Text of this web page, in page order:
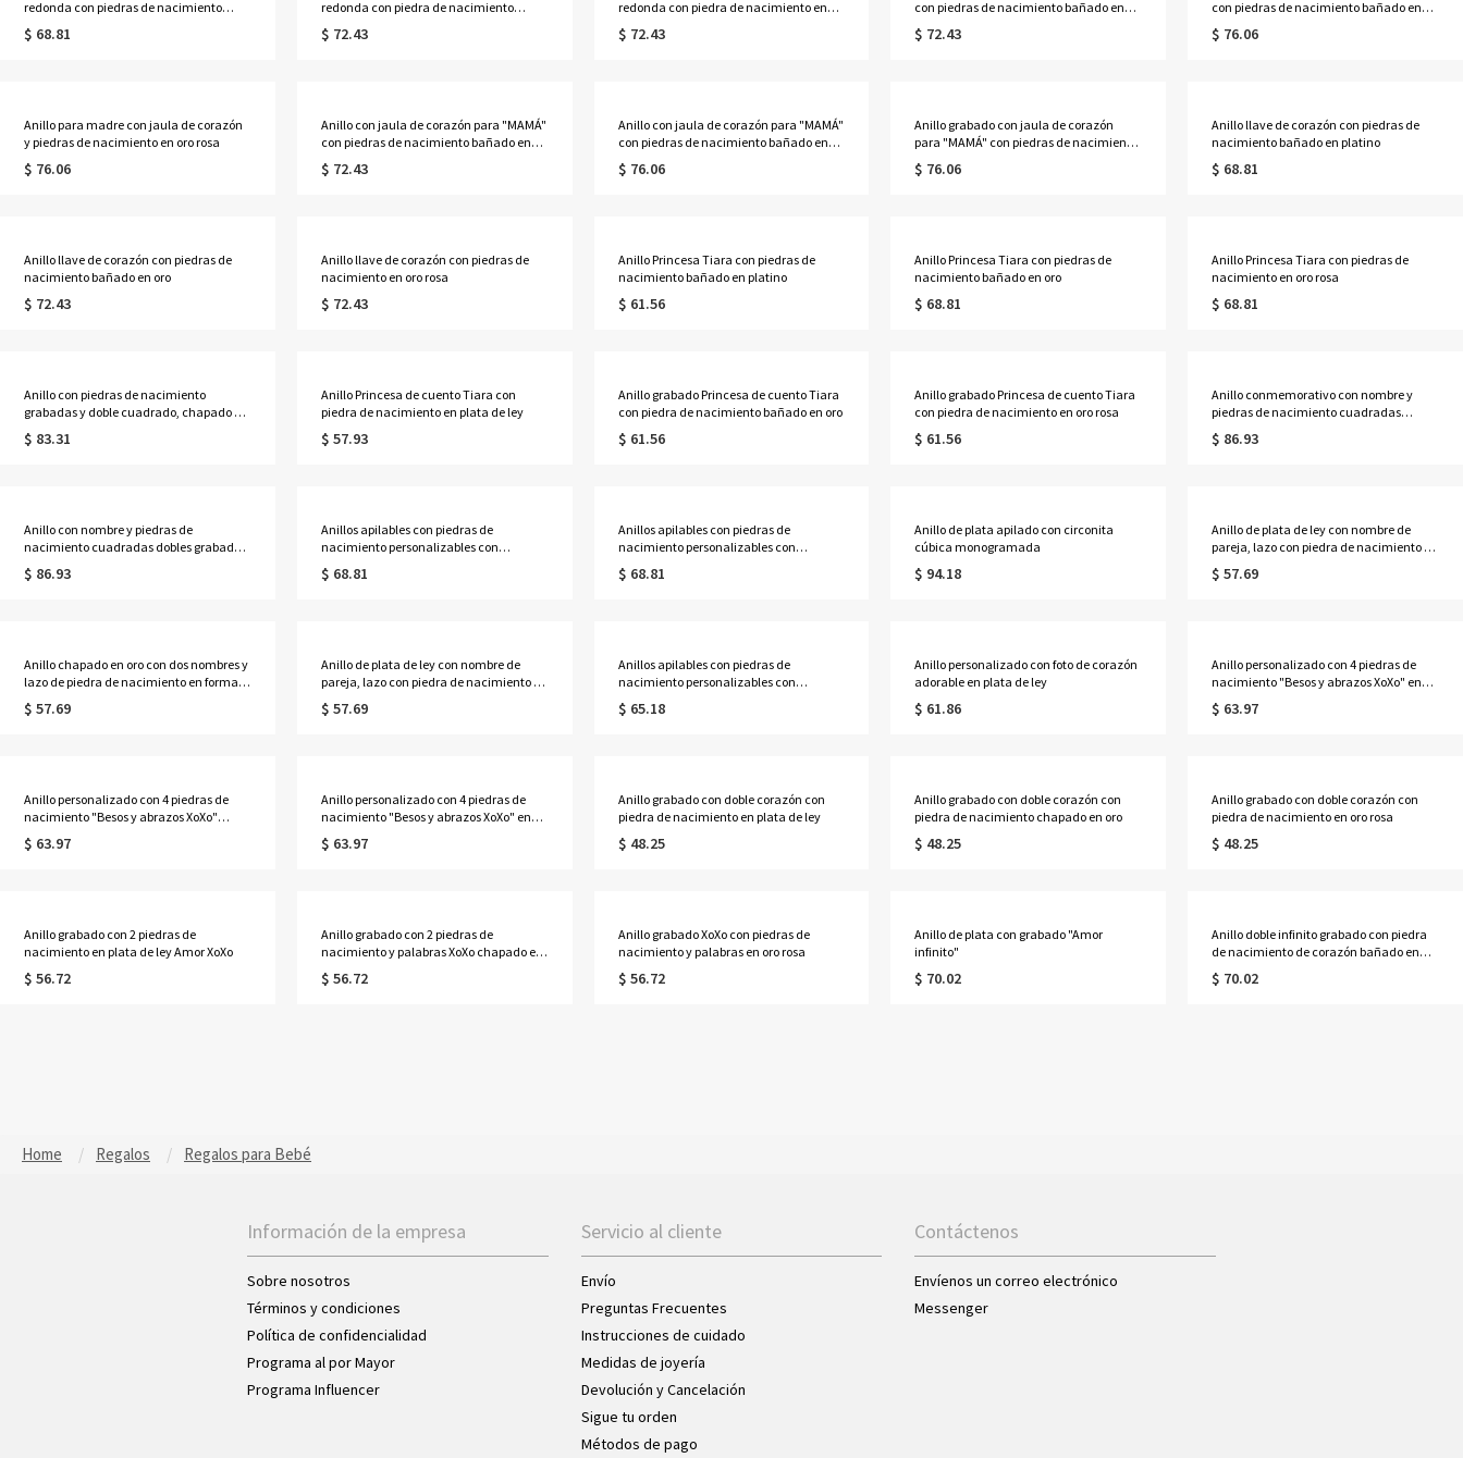
redonda con piedras de nacimiento
bañado en platino
$ 68.81
redonda con piedra de nacimiento
bañado en oro
$ 72.43
redonda con piedra de nacimiento en
oro rosa
$ 72.43
con piedras de nacimiento bañado en
platino
$ 72.43
con piedras de nacimiento bañado en
oro
$ 76.06
Anillo para madre con jaula de corazón
y piedras de nacimiento en oro rosa
$ 76.06
Anillo con jaula de corazón para "MAMÁ"
con piedras de nacimiento bañado en
platino
$ 72.43
Anillo con jaula de corazón para "MAMÁ"
con piedras de nacimiento bañado en
oro
$ 76.06
Anillo grabado con jaula de corazón
para "MAMÁ" con piedras de nacimiento
en oro rosa
$ 76.06
Anillo llave de corazón con piedras de
nacimiento bañado en platino
$ 68.81
Anillo llave de corazón con piedras de
nacimiento bañado en oro
$ 72.43
Anillo llave de corazón con piedras de
nacimiento en oro rosa
$ 72.43
Anillo Princesa Tiara con piedras de
nacimiento bañado en platino
$ 61.56
Anillo Princesa Tiara con piedras de
nacimiento bañado en oro
$ 68.81
Anillo Princesa Tiara con piedras de
nacimiento en oro rosa
$ 68.81
Anillo con piedras de nacimiento
grabadas y doble cuadrado, chapado en
platino
$ 83.31
Anillo Princesa de cuento Tiara con
piedra de nacimiento en plata de ley
$ 57.93
Anillo grabado Princesa de cuento Tiara
con piedra de nacimiento bañado en oro
$ 61.56
Anillo grabado Princesa de cuento Tiara
con piedra de nacimiento en oro rosa
$ 61.56
Anillo conmemorativo con nombre y
piedras de nacimiento cuadradas
grabadas, chapado en oro
$ 86.93
Anillo con nombre y piedras de
nacimiento cuadradas dobles grabadas
en oro rosa
$ 86.93
Anillos apilables con piedras de
nacimiento personalizables con
nombres para madres bañado en oro
$ 68.81
Anillos apilables con piedras de
nacimiento personalizables con
nombres para madres en oro rosa
$ 68.81
Anillo de plata apilado con circonita
cúbica monogramada
$ 94.18
Anillo de plata de ley con nombre de
pareja, lazo con piedra de nacimiento y
corazón personalizado
$ 57.69
Anillo chapado en oro con dos nombres y
lazo de piedra de nacimiento en forma
de corazón
$ 57.69
Anillo de plata de ley con nombre de
pareja, lazo con piedra de nacimiento y
corazón personalizado
$ 57.69
Anillos apilables con piedras de
nacimiento personalizables con
nombres para madres en tamaños de
Reino Unido
$ 65.18
Anillo personalizado con foto de corazón
adorable en plata de ley
$ 61.86
Anillo personalizado con 4 piedras de
nacimiento "Besos y abrazos XoXo" en
plata de ley
$ 63.97
Anillo personalizado con 4 piedras de
nacimiento "Besos y abrazos XoXo"
chapado en oro
$ 63.97
Anillo personalizado con 4 piedras de
nacimiento "Besos y abrazos XoXo" en
oro rosa
$ 63.97
Anillo grabado con doble corazón con
piedra de nacimiento en plata de ley
$ 48.25
Anillo grabado con doble corazón con
piedra de nacimiento chapado en oro
$ 48.25
Anillo grabado con doble corazón con
piedra de nacimiento en oro rosa
$ 48.25
Anillo grabado con 2 piedras de
nacimiento en plata de ley Amor XoXo
$ 56.72
Anillo grabado con 2 piedras de
nacimiento y palabras XoXo chapado en
oro
$ 56.72
Anillo grabado XoXo con piedras de
nacimiento y palabras en oro rosa
$ 56.72
Anillo de plata con grabado "Amor
infinito"
$ 70.02
Anillo doble infinito grabado con piedra
de nacimiento de corazón bañado en
oro
$ 70.02
Home Regalos Regalos para Bebé
Información de la empresa
Sobre nosotros
Términos y condiciones
Política de confidencialidad
Programa al por Mayor
Programa Influencer
Servicio al cliente
Envío
Preguntas Frecuentes
Instrucciones de cuidado
Medidas de joyería
Devolución y Cancelación
Sigue tu orden
Métodos de pago
Contáctenos
Envíenos un correo electrónico
Messenger